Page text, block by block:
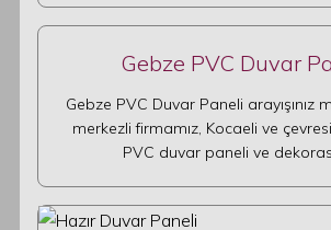
Gebze PVC Duvar
Gebze PVC Duvar Paneli arayışınız
merkezli firmamız, Kocaeli ve
PVC duvar paneli ve